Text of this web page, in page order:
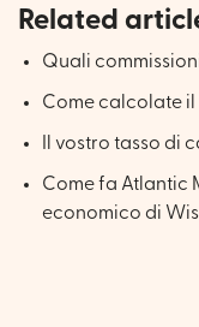
Related
Quali
Come calcolate il
Il vostro tasso di
Come fa Atlantic
economico di